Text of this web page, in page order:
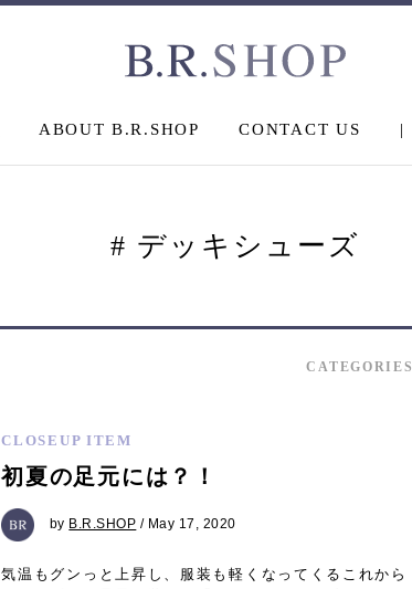
ABOUT B.R.SHOP CONTACT US |
# デッキシューズ
CATEGORIES
CLOSEUP ITEM
初夏の足元には？！
by B.R.SHOP / May 17, 2020
気温もグンっと上昇し、服装も軽くなってくるこれから